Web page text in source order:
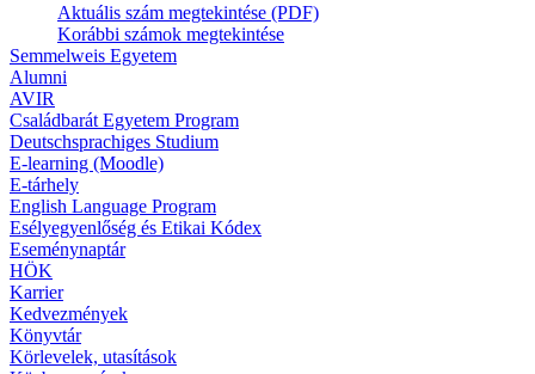
Aktuális szám megtekintése (PDF)
Korábbi számok megtekintése
Semmelweis Egyetem
Alumni
AVIR
Családbarát Egyetem Program
Deutschsprachiges Studium
E-learning (Moodle)
E-tárhely
English Language Program
Esélyegyenlőség és Etikai Kódex
Eseménynaptár
HÖK
Karrier
Kedvezmények
Könyvtár
Körlevelek, utasítások